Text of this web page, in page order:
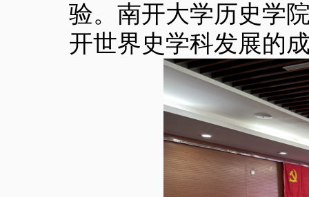
验。南开大学历史学
开世界史学科发展的